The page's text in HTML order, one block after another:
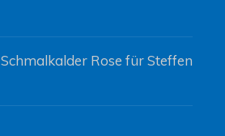
Schmalkalder Rose für Steffen